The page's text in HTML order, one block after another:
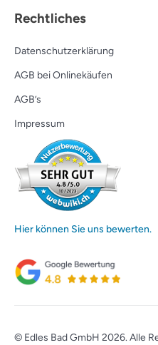
Rechtliches
Datenschutzerklärung
AGB bei Onlinekäufen
AGB’s
Impressum
Hier können Sie uns bewerten.
© Edles Bad GmbH 2026. Alle